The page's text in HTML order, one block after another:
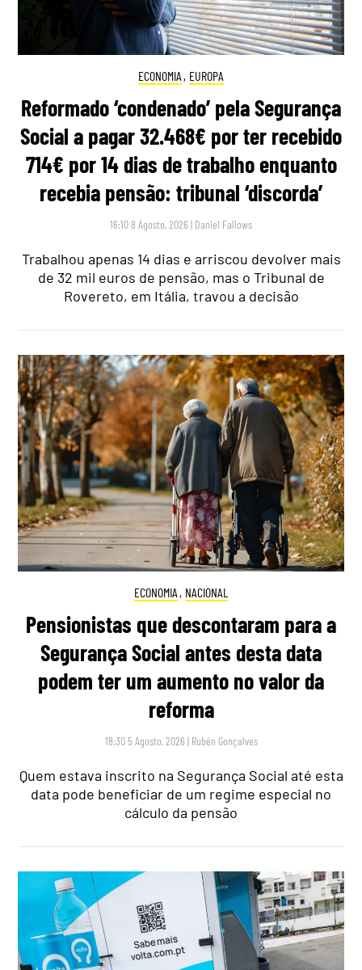
ECONOMIA , EUROPA
Reformado ‘condenado’ pela Segurança
Social a pagar 32.468€ por ter recebido
714€ por 14 dias de trabalho enquanto
recebia pensão: tribunal ‘discorda’
16:10 8 Agosto, 2026 | Daniel Fallows
Trabalhou apenas 14 dias e arriscou devolver mais
de 32 mil euros de pensão, mas o Tribunal de
Rovereto, em Itália, travou a decisão
ECONOMIA , NACIONAL
Pensionistas que descontaram para a
Segurança Social antes desta data
podem ter um aumento no valor da
reforma
18:30 5 Agosto, 2026 | Rubén Gonçalves
Quem estava inscrito na Segurança Social até esta
data pode beneficiar de um regime especial no
cálculo da pensão